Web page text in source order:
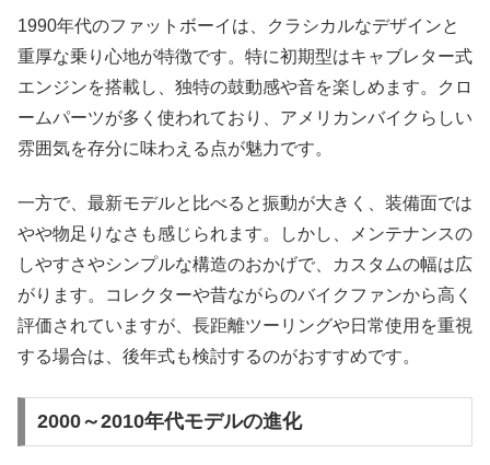
1990年代のファットボーイは、クラシカルなデザインと
重厚な乗り心地が特徴です。特に初期型はキャブレター式
エンジンを搭載し、独特の鼓動感や音を楽しめます。クロ
ームパーツが多く使われており、アメリカンバイクらしい
雰囲気を存分に味わえる点が魅力です。
一方で、最新モデルと比べると振動が大きく、装備面では
やや物足りなさも感じられます。しかし、メンテナンスの
しやすさやシンプルな構造のおかげで、カスタムの幅は広
がります。コレクターや昔ながらのバイクファンから高く
評価されていますが、長距離ツーリングや日常使用を重視
する場合は、後年式も検討するのがおすすめです。
2000～2010年代モデルの進化